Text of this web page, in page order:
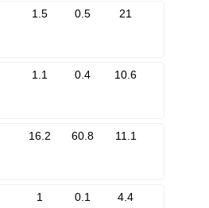
1.5 0.5 21
1.1 0.4 10.6
16.2 60.8 11.1
1 0.1 4.4